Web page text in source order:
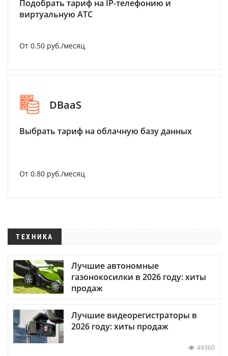
Подобрать тариф на IP-телефонию и
виртуальную АТС
От 0.50 руб./месяц
DBaaS
Выбрать тариф на облачную базу данных
От 0.80 руб./месяц
ТЕХНИКА
Лучшие автономные
газонокосилки в 2026 году: хиты
продаж
Лучшие видеорегистраторы в
2026 году: хиты продаж
49360